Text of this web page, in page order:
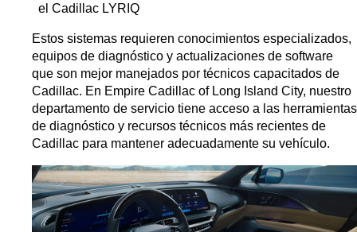
el Cadillac LYRIQ
Estos sistemas requieren conocimientos especializados,
equipos de diagnóstico y actualizaciones de software
que son mejor manejados por técnicos capacitados de
Cadillac. En Empire Cadillac of Long Island City, nuestro
departamento de servicio tiene acceso a las herramientas
de diagnóstico y recursos técnicos más recientes de
Cadillac para mantener adecuadamente su vehículo.